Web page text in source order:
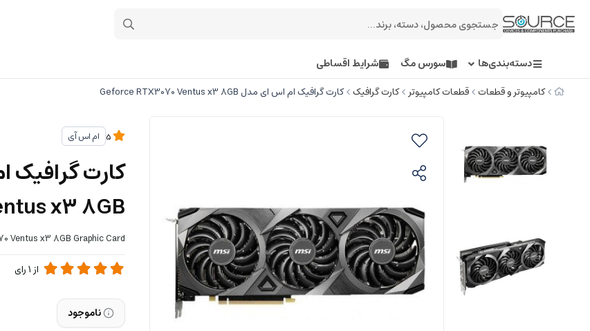
دسته‌بندی‌ها سورس مگ شرایط اقساطی
کامپیوتر و قطعات قطعات کامپیوتر کارت گرافیک کارت گرافیک ام اس ای مدل Geforce RTX3070 Ventus x3 8GB
ام اس آی
x3 8GB
Ventus x3 8GB Graphic Card
از1رای
ناموجود